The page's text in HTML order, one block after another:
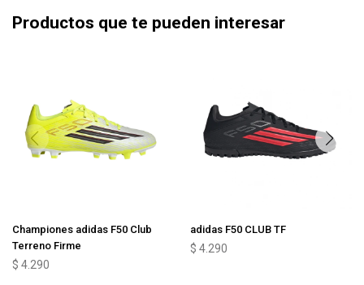
Productos que te pueden interesar
Championes adidas F50 Club
Terreno Firme
$ 4.290
adidas F50 CLUB TF
$ 4.290